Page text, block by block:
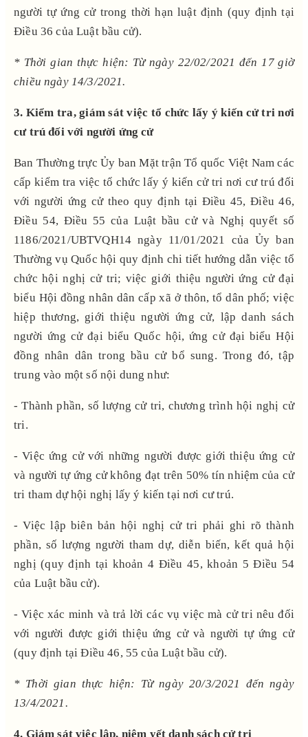
người tự ứng cử trong thời hạn luật định (quy định tại
Điều 36 của Luật bầu cử).
* Thời gian thực hiện: Từ ngày 22/02/2021 đến 17 giờ
chiều ngày 14/3/2021.
3. Kiểm tra, giám sát việc tổ chức lấy ý kiến cử tri nơi
cư trú đối với người ứng cử
Ban Thường trực Ủy ban Mặt trận Tổ quốc Việt Nam các
cấp kiểm tra việc tổ chức lấy ý kiến cử tri nơi cư trú đối
với người ứng cử theo quy định tại Điều 45, Điều 46,
Điều 54, Điều 55 của Luật bầu cử và Nghị quyết số
1186/2021/UBTVQH14 ngày 11/01/2021 của Ủy ban
Thường vụ Quốc hội quy định chi tiết hướng dẫn việc tổ
chức hội nghị cử tri; việc giới thiệu người ứng cử đại
biểu Hội đồng nhân dân cấp xã ở thôn, tổ dân phố; việc
hiệp thương, giới thiệu người ứng cử, lập danh sách
người ứng cử đại biểu Quốc hội, ứng cử đại biểu Hội
đồng nhân dân trong bầu cử bổ sung. Trong đó, tập
trung vào một số nội dung như:
- Thành phần, số lượng cử tri, chương trình hội nghị cử
tri.
- Việc ứng cử với những người được giới thiệu ứng cử
và người tự ứng cử không đạt trên 50% tín nhiệm của cử
tri tham dự hội nghị lấy ý kiến tại nơi cư trú.
- Việc lập biên bản hội nghị cử tri phải ghi rõ thành
phần, số lượng người tham dự, diễn biến, kết quả hội
nghị(quy định tại khoản 4 Điều 45, khoản 5 Điều 54
của Luật bầu cử).
- Việc xác minh và trả lời các vụ việc mà cử tri nêu đối
với người được giới thiệu ứng cử và người tự ứng cử
(quy định tại Điều 46, 55 của Luật bầu cử).
* Thời gian thực hiện: Từ ngày 20/3/2021 đến ngày
13/4/2021.
4. Giám sát việc lập, niêm yết danh sách cử tri